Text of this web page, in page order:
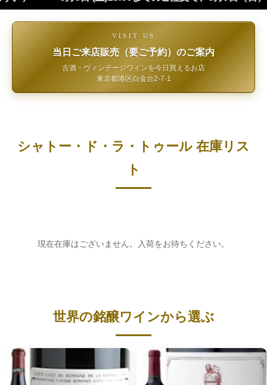
VISIT US
当日ご来店販売（要ご予約）のご案内
古酒・ヴィンテージワインを今日買えるお店
東京都港区白金台2-7-1
シャトー・ド・ラ・トゥール 在庫リス
ト
現在在庫はございません。入荷をお待ちください。
世界の銘醸ワインから選ぶ